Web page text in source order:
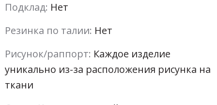
Подклад: Нет
Резинка по талии: Нет
Рисунок/раппорт: Каждое изделие
уникально из-за расположения рисунка на
ткани